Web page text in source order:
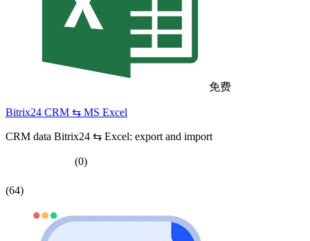
免费
Bitrix24 CRM ⇆ MS Excel
CRM data Bitrix24 ⇆ Excel: export and import
(0)
(64)